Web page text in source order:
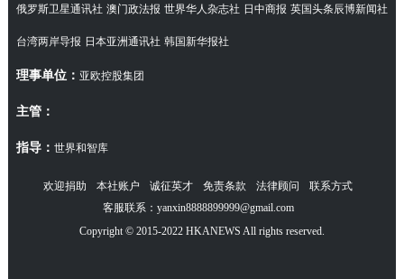
俄罗斯卫星通讯社 澳门政法报 世界华人杂志社 日中商报 英国头条辰博新闻社
台湾两岸导报 日本亚洲通讯社 韩国新华报社
理事单位： 亚欧控股集团
主管：
指导： 世界和智库
欢迎捐助 本社账户 诚征英才 免责条款 法律顾问
联系方式
客服联系：yanxin8888899999@gmail.com
Copyright © 2015-2022 HKANEWS All rights reserved.